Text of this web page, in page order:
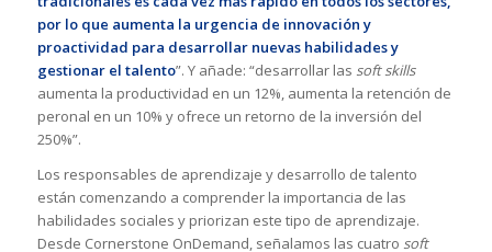
por lo que aumenta la urgencia de innovación y
proactividad para desarrollar nuevas habilidades y
gestionar el talento”. Y añade: “desarrollar las soft skills
aumenta la productividad en un 12%, aumenta la retención de
peronal en un 10% y ofrece un retorno de la inversión del
250%”.
Los responsables de aprendizaje y desarrollo de talento
están comenzando a comprender la importancia de las
habilidades sociales y priorizan este tipo de aprendizaje.
Desde Cornerstone OnDemand, señalamos las cuatro soft